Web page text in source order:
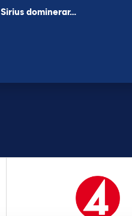
Sirius dominerar…